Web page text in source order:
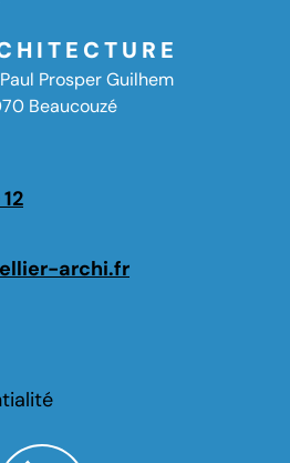
Prosper Guilhem
Beaucouzé
archi.fr